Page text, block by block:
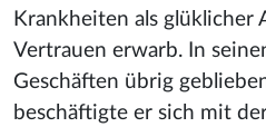
Krankheiten als glüklicher
Vertrauen erwarb. In
Geschäften übrig
beschäftigte er sich mit